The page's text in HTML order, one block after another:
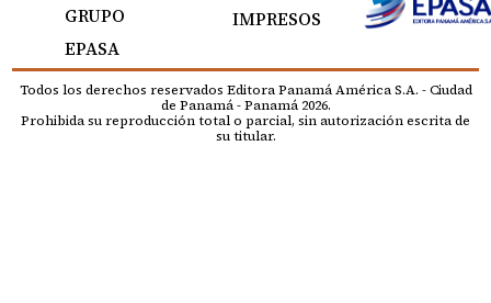
GRUPO
EPASA
IMPRESOS
Todos los derechos reservados Editora Panamá América S.A. - Ciudad
de Panamá - Panamá 2026.
Prohibida su reproducción total o parcial, sin autorización escrita de
su titular.